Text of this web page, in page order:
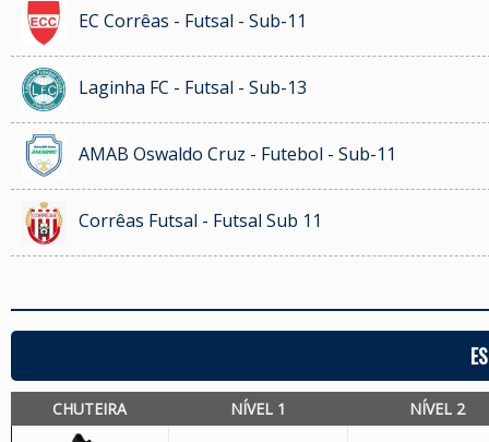
EC Corrêas - Futsal - Sub-11
Laginha FC - Futsal - Sub-13
AMAB Oswaldo Cruz - Futebol - Sub-11
Corrêas Futsal - Futsal Sub 11
CHUTEIRA NÍVEL 1 NÍVEL 2